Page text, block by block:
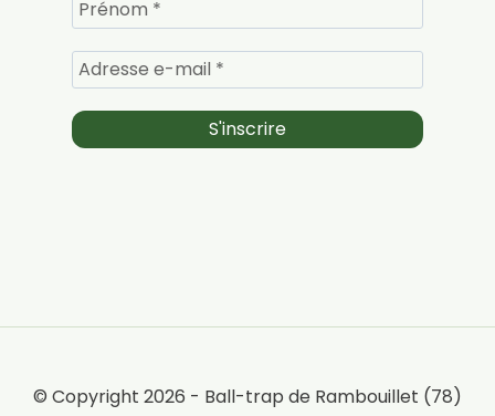
© Copyright 2026 - Ball-trap de Rambouillet (78)